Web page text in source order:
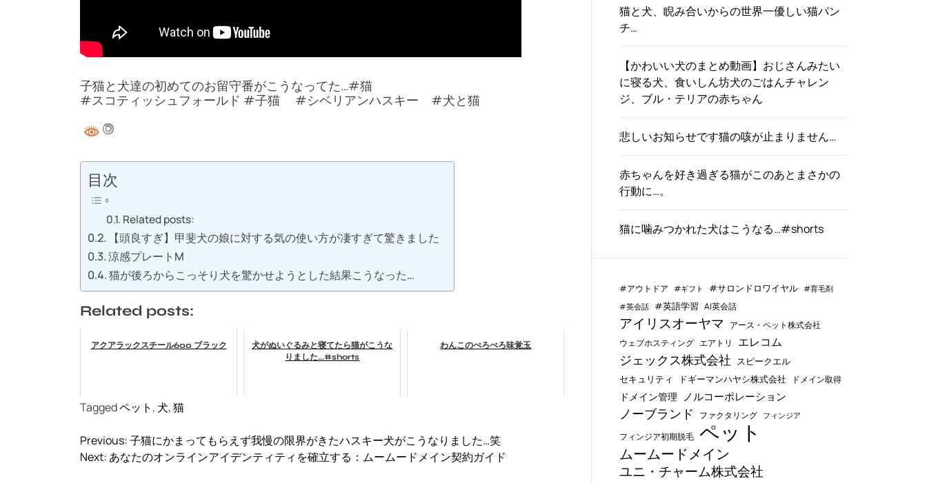
子猫と犬達の初めてのお留守番がこうなってた…#猫
#スコティッシュフォールド #子猫 #シベリアンハスキー #犬と猫
目次
Related posts:
【頭良すぎ】甲斐犬の娘に対する気の使い方が凄すぎて驚きました
涼感プレートM
猫が後ろからこっそり犬を驚かせようとした結果こうなった…
Related posts:
アクアラックスチール600 ブラック
犬がぬいぐるみと寝てたら猫がこうな
りました...#shorts
わんこのぺろぺろ味覚玉
Taggedペット , 犬,猫
投
稿
Previous:子猫にかまってもらえず我慢の限界がきたハスキー犬がこうなりました…笑
Next: あなたのオンラインアイデンティティを確立する：ムームードメイン契約ガイド
猫と犬、睨み合いからの世界一優しい猫パン
チ…
【かわいい犬のまとめ動画】おじさんみたい
に寝る犬、食いしん坊犬のごはんチャレン
ジ、ブル・テリアの赤ちゃん
悲しいお知らせです猫の咳が止まりません…
赤ちゃんを好き過ぎる猫がこのあとまさかの
行動に…。
猫に噛みつかれた犬はこうなる…#shorts
#アウトドア #ギフト #サロンドロワイヤル #育毛剤
#英会話 #英語学習 AI英会話
アイリスオーヤマ アース・ペット株式会社
ウェブホスティング エアトリ エレコム
ジェックス株式会社 スピークエル
セキュリティ ドギーマンハヤシ株式会社 ドメイン取得
ドメイン管理 ノルコーポレーション
ノーブランド ファクタリング フィンジア
フィンジア初期脱毛 ペット
ムームードメイン
ユニ・チャーム株式会社